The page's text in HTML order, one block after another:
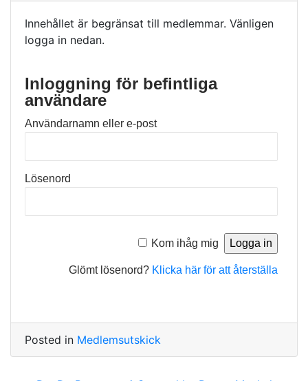
Innehållet är begränsat till medlemmar. Vänligen
logga in nedan.
Inloggning för befintliga
användare
Användarnamn eller e-post
Lösenord
Kom ihåg mig
Glömt lösenord? Klicka här för att återställa
Posted in Medlemsutskick